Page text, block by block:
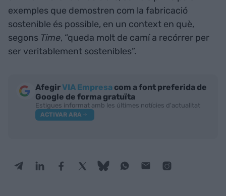
exemples que demostren com la fabricació
sostenible és possible, en un context en què,
segons Time, “queda molt de camí a recórrer per
ser veritablement sostenibles”.
AfegirVIA Empresa com a font preferida de
Google de forma gratuïta
Estigues informat amb les últimes notícies d'actualitat
ACTIVAR ARA